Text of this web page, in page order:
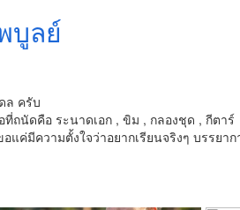
บูลย์
ล ครับ
ถนัดคือ ระนาดเอก , ขิม , กลองชุด , กีตาร์
แค่มีความตั้งใจว่าอยากเรียนจริงๆ บรรย